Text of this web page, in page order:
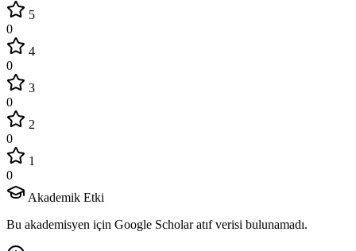
5
0
4
0
3
0
2
0
1
0
Akademik Etki
Bu akademisyen için Google Scholar atıf verisi bulunamadı.